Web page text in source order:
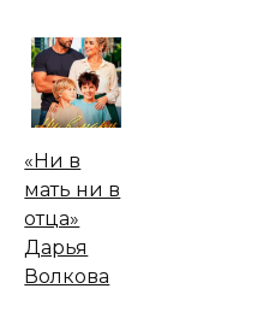
«Ни в
мать ни в
отца»
Дарья
Волкова